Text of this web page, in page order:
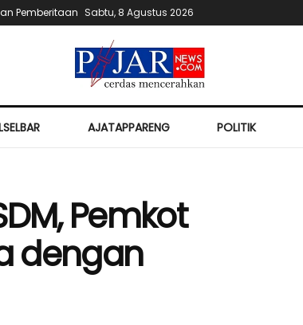
Pemberitaan Sabtu, 8 Agustus 2026
AJATAPPARENG POLITIK
Pemkot
dengan